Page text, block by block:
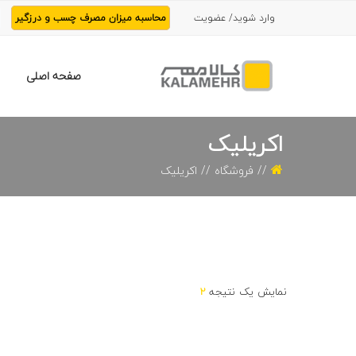
وارد شوید/ عضویت محاسبه میزان مصرف چسب و درزگیر
صفحه اصلی
اکریلیک
فروشگاه اکریلیک
نمایش یک نتیجه2